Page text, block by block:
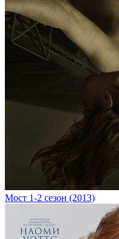
Мост 1-2 сезон (2013)